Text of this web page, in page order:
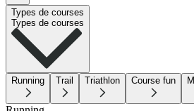
Types de courses
Types de courses
Running Trail Triathlon Course fun